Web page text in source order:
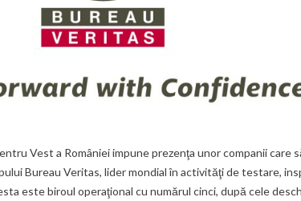
Vest a României impune prezenţa unor companii care
Bureau Veritas, lider mondial în activităţi de testare,
este biroul operaţional cu numărul cinci, după cele